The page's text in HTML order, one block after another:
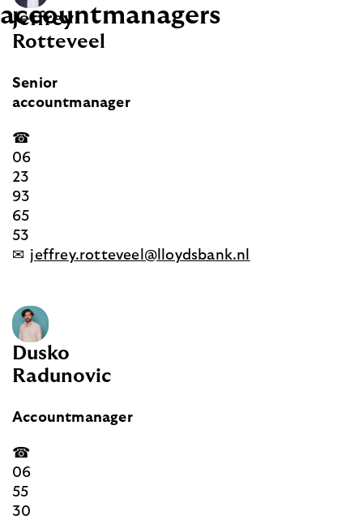
accountmanagers
Jeffrey
Rotteveel
Senior
accountmanager
☎
06
23
93
65
53
✉ jeffrey.rotteveel@lloydsbank.nl
Dusko
Radunovic
Accountmanager
☎
06
55
30